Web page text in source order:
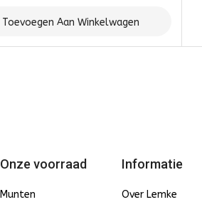
Toevoegen Aan Winkelwagen
Onze voorraad
Munten
Informatie
Over Lemke